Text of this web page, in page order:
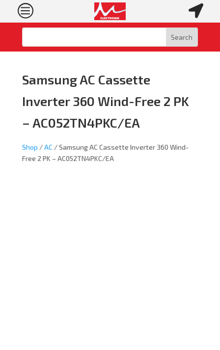
c 
Samsung AC Cassette
Inverter 360 Wind-Free 2 PK
– AC052TN4PKC/EA
Shop /AC / Samsung AC Cassette Inverter 360 Wind-
Free 2 PK – AC052TN4PKC/EA